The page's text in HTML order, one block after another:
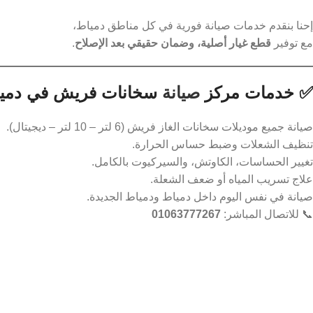
إحنا بنقدم خدمات صيانة فورية في كل مناطق دمياط،
مع توفير قطع غيار أصلية، وضمان حقيقي بعد الإصلاح.
✅ خدمات مركز صيانة سخانات فريش في
صيانة جميع موديلات سخانات الغاز فريش (6 لتر – 10 لتر – ديجيتال).
تنظيف الشعلات وضبط حساس الحرارة.
تغيير الحساسات، الكاوتش، والسيركيوت بالكامل.
علاج تسريب المياه أو ضعف الشعلة.
صيانة في نفس اليوم داخل دمياط ودمياط الجديدة.
📞 للاتصال المباشر: 01063777267